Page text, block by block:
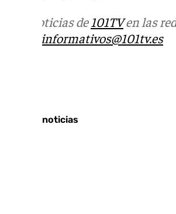
Más noticias de 101TVen las
informativos@101tv.es
Últimas noticias